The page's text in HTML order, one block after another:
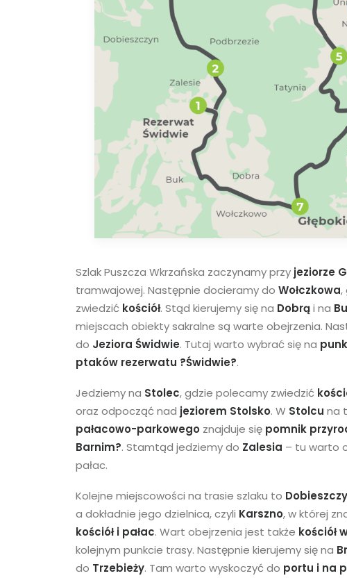
Szlak Puszcza Wkrzańska zaczynamy przy jeziorze
tramwajowej. Następnie docieramy do Wołczkowa,
zwiedzić kościół. Stąd kierujemy się na Dobrąi na
miejscach obiekty sakralne są warte obejrzenia.
do Jeziora Świdwie. Tutaj warto wybrać się na
ptaków rezerwatu ?Świdwie?.
Jedziemy na Stolec, gdzie polecamy zwiedzić
oraz odpocząć nad jeziorem Stolsko. W Stolcu na
pałacowo-parkowego znajduje się pomnik
Barnim?. Stamtąd jedziemy do Zalesia – tu warto
pałac.
Kolejne miejscowości na trasie szlaku to
a dokładnie jego dzielnica, czyli Karszno, w której
kościół i pałac. Wart obejrzenia jest także kościół
kolejnym punkcie trasy. Następnie kierujemy się na
do Trzebieży. Tam warto wyskoczyć do portu i na